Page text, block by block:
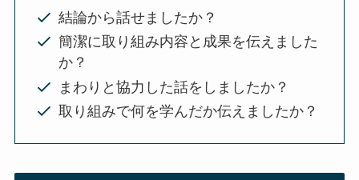
結論から話せましたか？
簡潔に取り組み内容と成果を伝えました
か？
まわりと協力した話をしましたか？
取り組みで何を学んだか伝えましたか？